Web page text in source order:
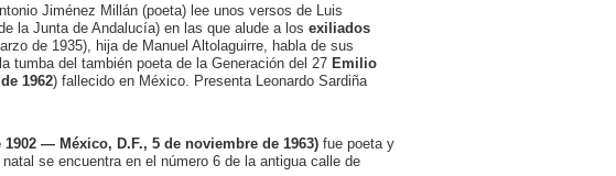
Jiménez Millán (poeta) lee unos versos de Luis
la Junta de Andalucía) en las que alude a los exiliados
de 1935), hija de Manuel Altolaguirre, habla de sus
tumba del también poeta de la Generación del 27 Emilio
1962) fallecido en México. Presenta Leonardo Sardiña
— México, D.F., 5 de noviembre de 1963) fue poeta y
se encuentra en el número 6 de la antigua calle de